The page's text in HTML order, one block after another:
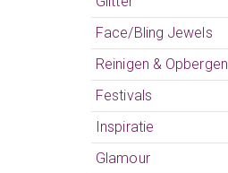
Face/Bling Jewels
Reinigen & Opbergen
Festivals
Inspiratie
Glamour